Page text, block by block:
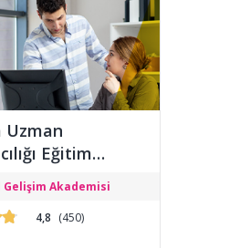
Uzman
Eğitim
Gelişim Akademisi
4,8 (450)